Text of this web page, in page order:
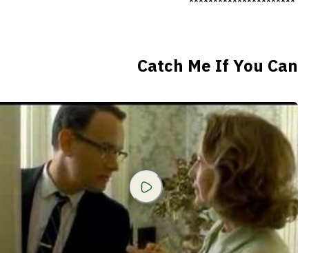
**********************
Catch Me If You Can